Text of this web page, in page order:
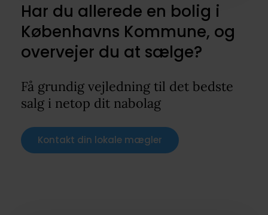
Har du allerede en bolig i
Københavns Kommune, og
overvejer du at sælge?
Få grundig vejledning til det bedste
salg i netop dit nabolag
Kontakt din lokale mægler